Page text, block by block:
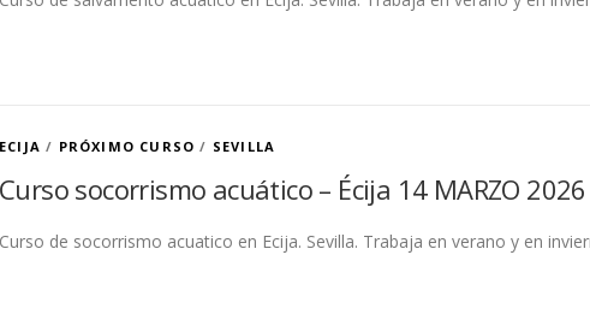
ECIJA / PRÓXIMO CURSO / SEVILLA
Curso socorrismo acuático – Écija 14 MARZO
Curso de socorrismo acuatico en Ecija. Sevilla. Trabaja en verano y en